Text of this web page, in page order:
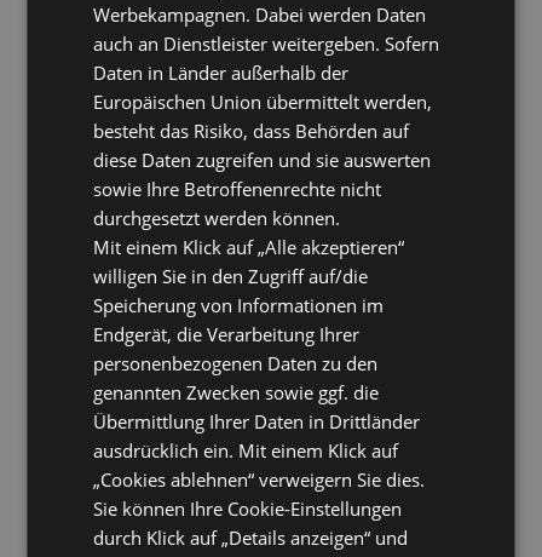
Werbekampagnen. Dabei werden Daten
auch an Dienstleister weitergeben. Sofern
Daten in Länder außerhalb der
Europäischen Union übermittelt werden,
besteht das Risiko, dass Behörden auf
diese Daten zugreifen und sie auswerten
sowie Ihre Betroffenenrechte nicht
durchgesetzt werden können.
Mit einem Klick auf „Alle akzeptieren“
willigen Sie in den Zugriff auf/die
Speicherung von Informationen im
Endgerät, die Verarbeitung Ihrer
personenbezogenen Daten zu den
genannten Zwecken sowie ggf. die
Übermittlung Ihrer Daten in Drittländer
ausdrücklich ein. Mit einem Klick auf
„Cookies ablehnen“ verweigern Sie dies.
Sie können Ihre Cookie-Einstellungen
durch Klick auf „Details anzeigen“ und